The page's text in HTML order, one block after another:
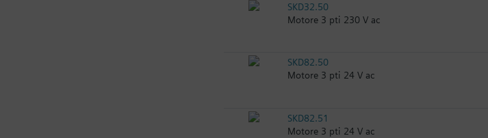
SKD32.50
Motore 3 pti 230 V ac
SKD82.50
Motore 3 pti 24 V ac
SKD82.51
Motore 3 pti 24 V ac